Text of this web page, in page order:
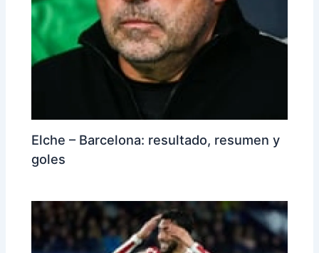
Elche – Barcelona: resultado, resumen y
goles